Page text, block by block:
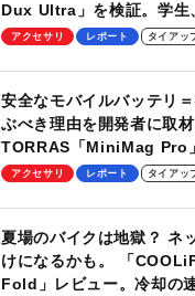
Dux Ultra」を検証。学生
のモバイルユースに最適！
アクセサリ レポート タイアッ
安全なモバイルバッテリ
ぶべき理由を開発者に取材
TORRAS「MiniMag Pro
ーも
アクセサリ レポート タイアッ
夏場のバイクは地獄？ ネ
けになるかも。 「
Fold」レビュー。冷却の